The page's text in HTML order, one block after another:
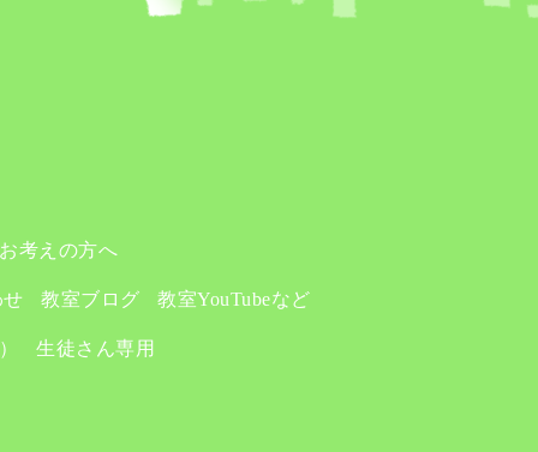
考えの方へ
教室ブログ 教室YouTubeなど
生徒さん専用